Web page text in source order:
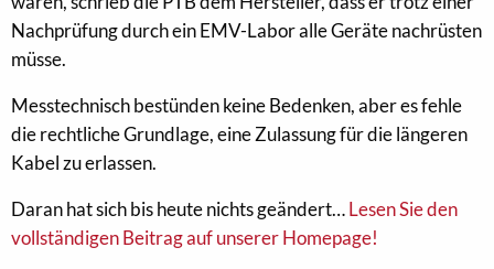
Nachprüfung durch ein EMV-Labor alle Geräte nachrüsten
müsse.
Messtechnisch bestünden keine Bedenken, aber es fehle
die rechtliche Grundlage, eine Zulassung für die längeren
Kabel zu erlassen.
Daran hat sich bis heute nichts geändert…Lesen Sie den
vollständigen Beitrag auf unserer Homepage!